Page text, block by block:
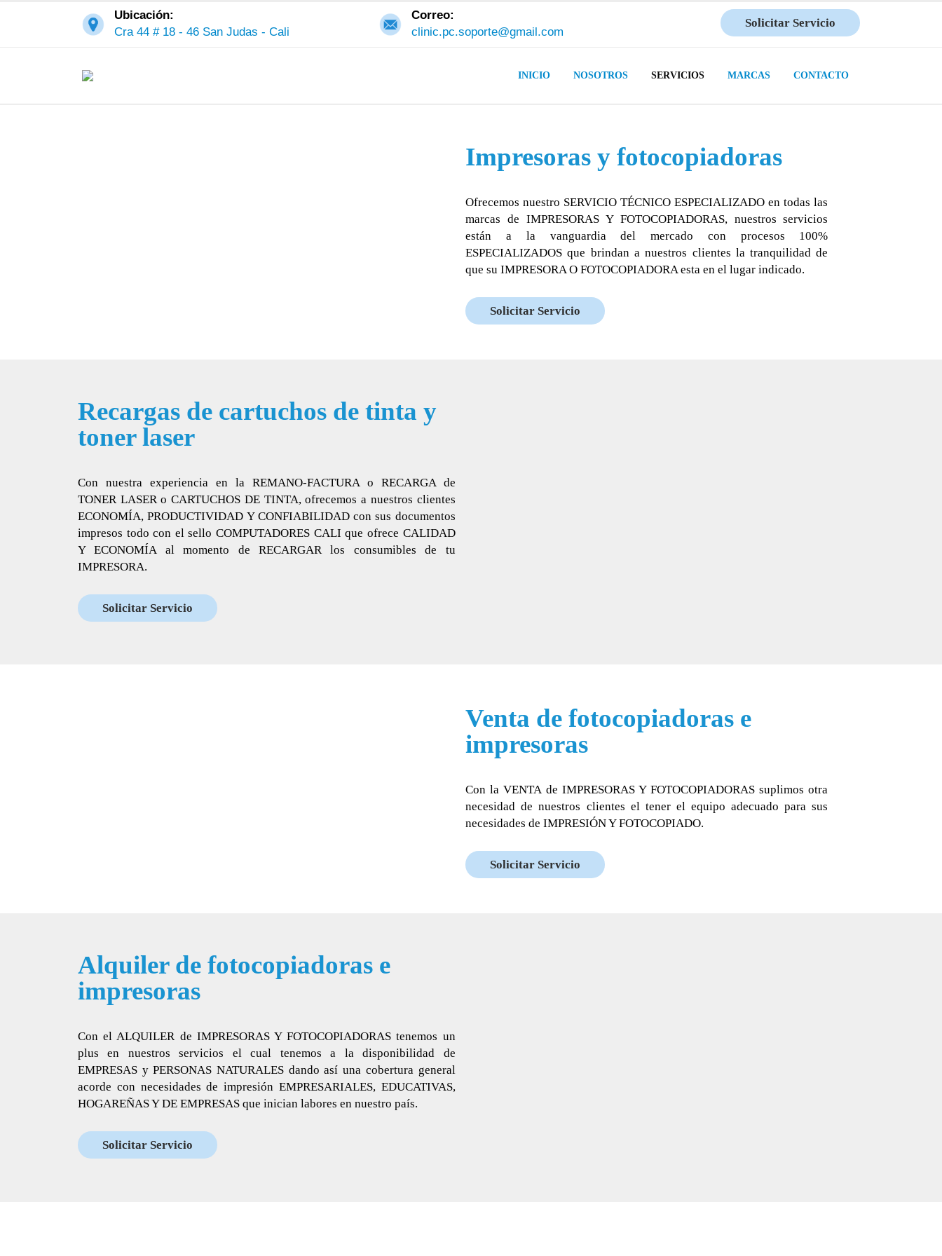
Ubicación:
Cra 44 # 18 - 46 San Judas - Cali
Correo:
clinic.pc.soporte@gmail.com
Solicitar Servicio
INICIO NOSOTROS SERVICIOS MARCAS CONTACTO
Impresoras y fotocopiadoras
Ofrecemos nuestro SERVICIO TÉCNICO ESPECIALIZADO en todas las
marcas de IMPRESORAS Y FOTOCOPIADORAS, nuestros servicios
están a la vanguardia del mercado con procesos 100%
ESPECIALIZADOS que brindan a nuestros clientes la tranquilidad de
que su IMPRESORA O FOTOCOPIADORA esta en el lugar indicado.
Solicitar Servicio
Recargas de cartuchos de tinta y
toner laser
Con nuestra experiencia en la REMANO-FACTURA o RECARGA de
TONER LASER o CARTUCHOS DE TINTA, ofrecemos a nuestros clientes
ECONOMÍA, PRODUCTIVIDAD Y CONFIABILIDAD con sus documentos
impresos todo con el sello COMPUTADORES CALI que ofrece CALIDAD
Y ECONOMÍA al momento de RECARGAR los consumibles de tu
IMPRESORA.
Solicitar Servicio
Venta de fotocopiadoras e
impresoras
Con la VENTA de IMPRESORAS Y FOTOCOPIADORAS suplimos otra
necesidad de nuestros clientes el tener el equipo adecuado para sus
necesidades de IMPRESIÓN Y FOTOCOPIADO.
Solicitar Servicio
Alquiler de fotocopiadoras e
impresoras
Con el ALQUILER de IMPRESORAS Y FOTOCOPIADORAS tenemos un
plus en nuestros servicios el cual tenemos a la disponibilidad de
EMPRESAS y PERSONAS NATURALES dando así una cobertura general
acorde con necesidades de impresión EMPRESARIALES, EDUCATIVAS,
HOGAREÑAS Y DE EMPRESAS que inician labores en nuestro país.
Solicitar Servicio